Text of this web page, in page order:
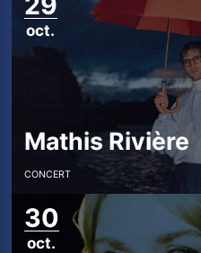
oct.
Mathis Rivière
CONCERT
30
oct.